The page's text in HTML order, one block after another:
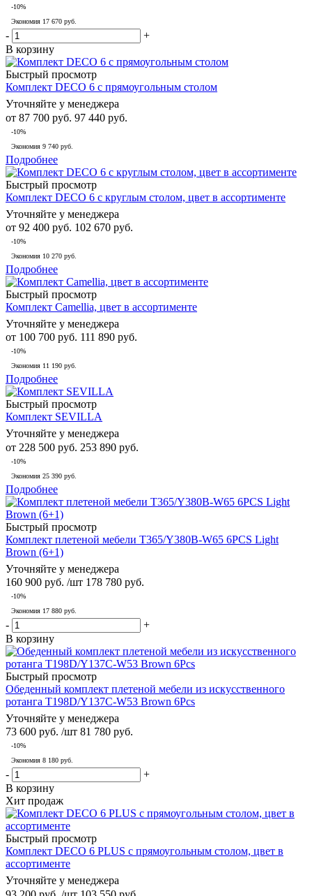
-10%
Экономия 17 670 руб.
-
+
В корзину
Быстрый просмотр
Комплект DECO 6 с прямоугольным столом
Уточняйте у менеджера
от 87 700 руб. 97 440 руб.
-10%
Экономия 9 740 руб.
Подробнее
Быстрый просмотр
Комплект DECO 6 с круглым столом, цвет в ассортименте
Уточняйте у менеджера
от 92 400 руб. 102 670 руб.
-10%
Экономия 10 270 руб.
Подробнее
Быстрый просмотр
Комплект Camellia, цвет в ассортименте
Уточняйте у менеджера
от 100 700 руб. 111 890 руб.
-10%
Экономия 11 190 руб.
Подробнее
Быстрый просмотр
Комплект SEVILLA
Уточняйте у менеджера
от 228 500 руб. 253 890 руб.
-10%
Экономия 25 390 руб.
Подробнее
Быстрый просмотр
Комплект плетеной мебели T365/Y380B-W65 6PCS Light
Brown (6+1)
Уточняйте у менеджера
160 900 руб. /шт 178 780 руб.
-10%
Экономия 17 880 руб.
-
+
В корзину
Быстрый просмотр
Обеденный комплект плетеной мебели из искусственного
ротанга T198D/Y137C-W53 Brown 6Pcs
Уточняйте у менеджера
73 600 руб. /шт 81 780 руб.
-10%
Экономия 8 180 руб.
-
+
В корзину
Хит продаж
Быстрый просмотр
Комплект DECO 6 PLUS с прямоугольным столом, цвет в
ассортименте
Уточняйте у менеджера